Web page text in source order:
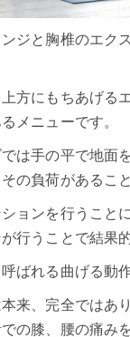
ジと胸椎のエク
方にもちあげる
メニューです。
は手の平で地面
の負荷があるこ
ョンを行うこと
行うことで結果
ばれる曲げる動
来、完全ではあ
の膝、腰の痛み